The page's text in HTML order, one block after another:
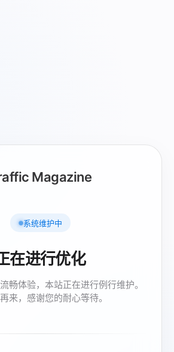
Magazine
系统维护中
在进行优化
畅体验，本站正在进行例行维护。
来，感谢您的耐心等待。